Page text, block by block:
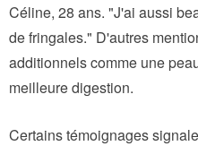
Céline, 28 ans. "J'ai aussi
de fringales." D'autres
additionnels comme une
meilleure digestion.
Certains témoignages